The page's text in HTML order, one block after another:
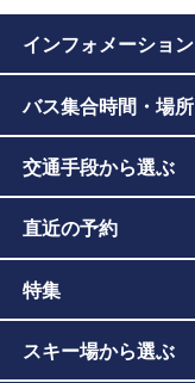
インフォメーション
バス集合時間・場所
交通手段から選ぶ
直近の予約
特集
スキー場から選ぶ